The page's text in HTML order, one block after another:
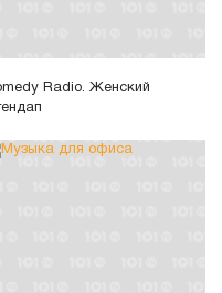
Radio. Женский